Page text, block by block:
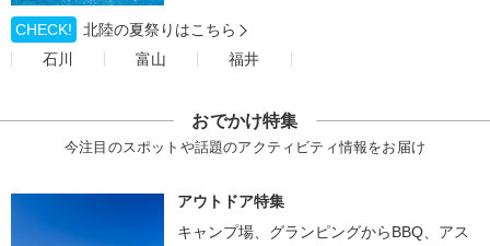
CHECK!
北陸の夏祭りはこちら
石川
富山 福井
おでかけ特集
今注目のスポットや話題のアクティビティ情報をお届け
アウトドア特集
キャンプ場、グランピングからBBQ、アス